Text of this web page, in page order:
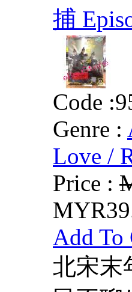
捕
Code :
Genre :
Love /
Price :
Add To
北宋末